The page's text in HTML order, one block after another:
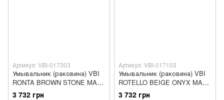
Артикул: VBI-017303
Умывальник (раковина) VBI
RONTA BROWN STONE MATT
накладной
3 732 грн
Артикул: VBI-017103
Умывальник (раковина) VBI
ROTELLO BEIGE ONYX MATT
накладной
3 732 грн